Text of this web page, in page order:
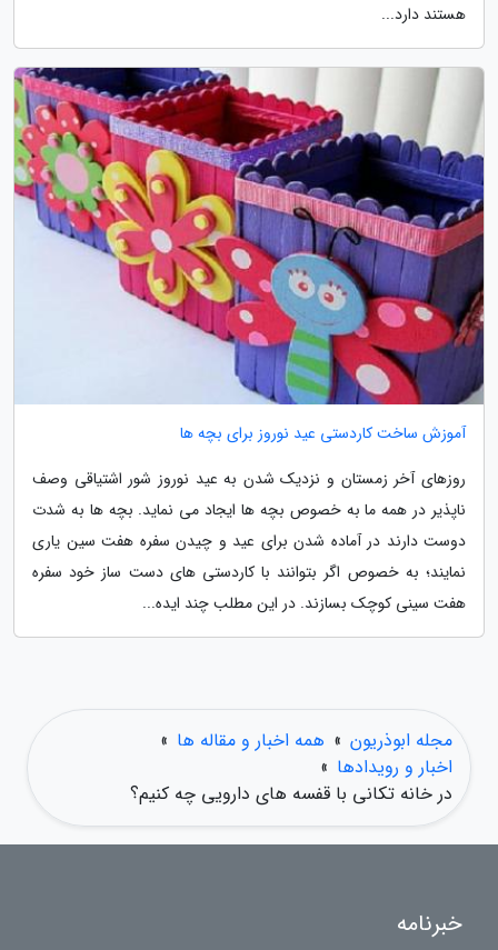
هستند دارد...
آموزش ساخت کاردستی عید نوروز برای بچه ها
روزهای آخر زمستان و نزدیک شدن به عید نوروز شور اشتیاقی وصف
ناپذیر در همه ما به خصوص بچه ها ایجاد می نماید. بچه ها به شدت
دوست دارند در آماده شدن برای عید و چیدن سفره هفت سین یاری
نمایند؛ به خصوص اگر بتوانند با کاردستی های دست ساز خود سفره
هفت سینی کوچک بسازند. در این مطلب چند ایده...
مجله ابوذریون » همه اخبار و مقاله ها »
اخبار و رویدادها »
در خانه تکانی با قفسه های دارویی چه کنیم؟
خبرنامه